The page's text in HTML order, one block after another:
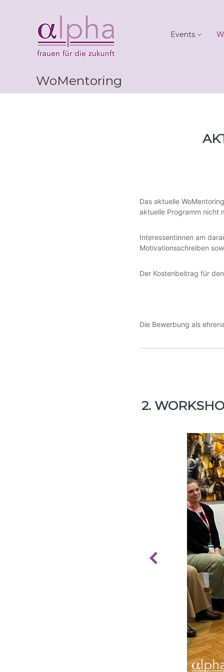
alpha
Frauen
für
die
Events
WoMentoring
Das aktuelle
aktuelle Programm nicht
Interessentinnen am
Motivationsschreiben
Der Kostenbeitrag für
Die Bewerbung als
2.